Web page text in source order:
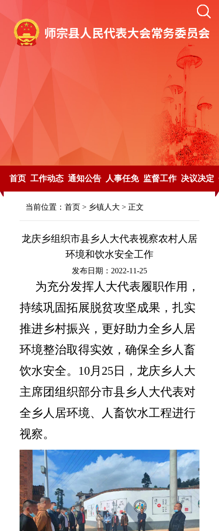
首页 工作动态 通知公告 人事任免 监督工作 决议决定
当前位置： 首页 > 乡镇人大 > 正文
龙庆乡组织市县乡人大代表视察农村人居
环境和饮水安全工作
发布日期：2022-11-25
为充分发挥人大代表履职作用，
持续巩固拓展脱贫攻坚成果，扎实
推进乡村振兴，更好助力全乡人居
环境整治取得实效，确保全乡人畜
饮水安全。10月25日，龙庆乡人大
主席团组织部分市县乡人大代表对
全乡人居环境、人畜饮水工程进行
视察。